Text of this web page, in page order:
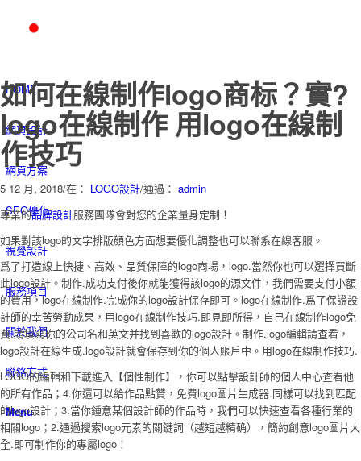
HOME
網頁設計
網頁方案
SEO優化
視覺設計
服務項目
關於我們
聯絡方式
Menu
如何在線制作logo商标？實?
logo在線制作 用logo在線制
作技巧
5 12 月, 2018/在： LOGO設計/通過： admin
專業的品牌設計服務團隊會對您的企業量身定制！
如果對該logo的文字排版顔色方面想要優化調整也可以聯系在線客服。
爲了打造線上快捷、高效、品質保障的logo商場，logo.當然你也可以選擇買斷
此logo設計。制作.成功支付後你就能獲得該logo的源文件，我們需要支付小額
的費用，logo在線制作.完成你的logo設計保存即可。logo在線制作.爲了保證設
計師的幸苦勞動成果，用logo在線制作技巧.即見即所得，自己在線制作logo免
費.請填寫你的公司名和英文并找到喜歡的logo設計。制作.logo編輯請查看，
logo設計在線生成.logo設計就會保存到你的個人賬戶中。用logo在線制作技巧.
LOGO的編輯和下載進入【個性制作】，你可以點擊設計師的個人中心查看他
的所有作品；4.你還可以給作品點贊，免費logo圖片生成器.同樣可以找到匹配
的logo設計；3.當你鍾意某個設計師的作品時，我們可以快速查看各種行業的
相關logo；2.通過搜索logo元素的關鍵詞（越短越精确），簡約創意logo圖片大
全.即可制作你的專屬logo！